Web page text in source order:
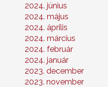
2024. június
2024. május
2024. április
2024. március
2024. február
2024. január
2023. december
2023. november